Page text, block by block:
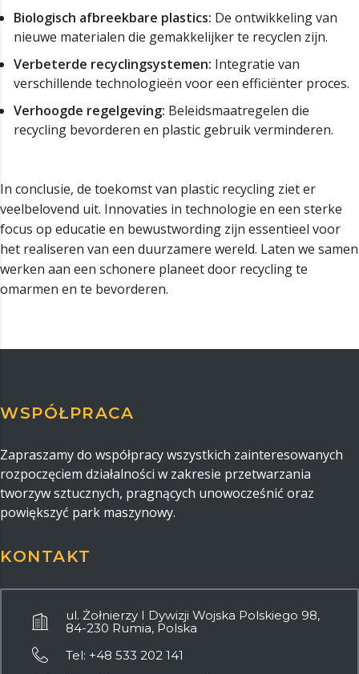
Biologisch afbreekbare plastics: De ontwikkeling van
nieuwe materialen die gemakkelijker te recyclen zijn.
Verbeterde recyclingsystemen: Integratie van
verschillende technologieën voor een efficiënter proces.
Verhoogde regelgeving: Beleidsmaatregelen die
recycling bevorderen en plastic gebruik verminderen.
In conclusie, de toekomst van plastic recycling ziet er
veelbelovend uit. Innovaties in technologie en een sterke
focus op educatie en bewustwording zijn essentieel voor
het realiseren van een duurzamere wereld. Laten we samen
werken aan een schonere planeet door recycling te
omarmen en te bevorderen.
WSPÓŁPRACA
Zapraszamy do współpracy wszystkich zainteresowanych
rozpoczęciem działalności w zakresie przetwarzania
tworzyw sztucznych, pragnących unowocześnić oraz
powiększyć park maszynowy.
KONTAKT
ul. Żołnierzy I Dywizji Wojska Polskiego 98,
84-230 Rumia, Polska
Tel: +48 533 202 141